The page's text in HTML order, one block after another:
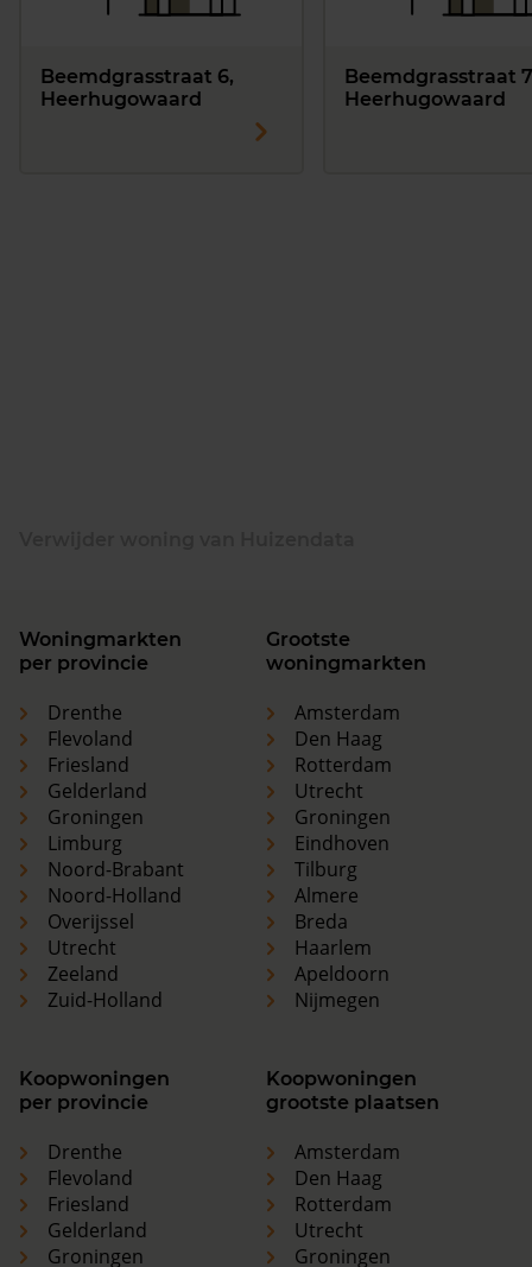
Beemdgrasstraat 6,
Heerhugowaard
Beemdgrasstraat
Heerhugowaard
Woningmarkten
per provincie
Drenthe
Flevoland
Friesland
Gelderland
Groningen
Limburg
Noord-Brabant
Noord-Holland
Overijssel
Utrecht
Zeeland
Zuid-Holland
Grootste
woningmarkten
Amsterdam
Den Haag
Rotterdam
Utrecht
Groningen
Eindhoven
Tilburg
Almere
Breda
Haarlem
Apeldoorn
Nijmegen
Koopwoningen
per provincie
Drenthe
Flevoland
Friesland
Gelderland
Groningen
Koopwoningen
grootste plaatsen
Amsterdam
Den Haag
Rotterdam
Utrecht
Groningen